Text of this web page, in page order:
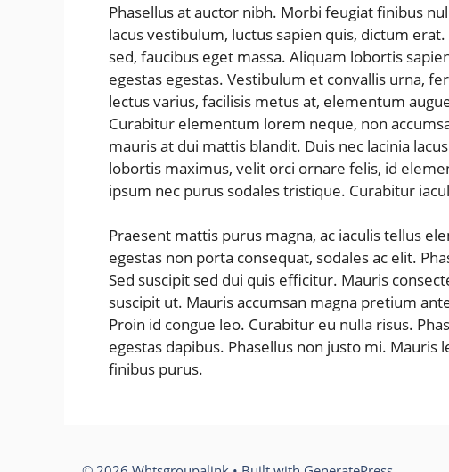
Phasellus at auctor nibh. Morbi feugiat finibus
lacus vestibulum, luctus sapien quis, dictum
sed, faucibus eget massa. Aliquam lobortis
egestas egestas. Vestibulum et convallis urna,
lectus varius, facilisis metus at, elementum
Curabitur elementum lorem neque, non
mauris at dui mattis blandit. Duis nec lacinia
lobortis maximus, velit orci ornare felis, id
ipsum nec purus sodales tristique. Curabitur
Praesent mattis purus magna, ac iaculis tellus
egestas non porta consequat, sodales ac elit.
Sed suscipit sed dui quis efficitur. Mauris
suscipit ut. Mauris accumsan magna pretium
Proin id congue leo. Curabitur eu nulla risus.
egestas dapibus. Phasellus non justo mi.
finibus purus.